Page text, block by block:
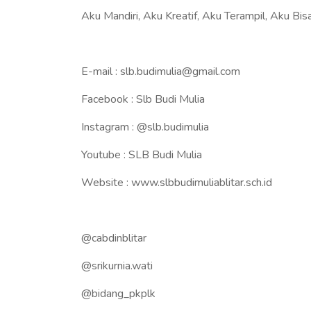
Aku Mandiri, Aku Kreatif, Aku Terampil, Aku
E-mail : slb.budimulia@gmail.com
Facebook : Slb Budi Mulia
Instagram : @slb.budimulia
Youtube : SLB Budi Mulia
Website : www.slbbudimuliablitar.sch.id
@cabdinblitar
@srikurnia.wati
@bidang_pkplk